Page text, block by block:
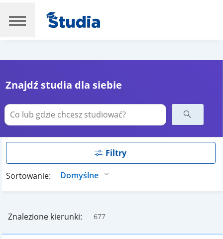
Znajdź studia dla siebie
Filtry
Sortowanie:
Znalezione kierunki: 677